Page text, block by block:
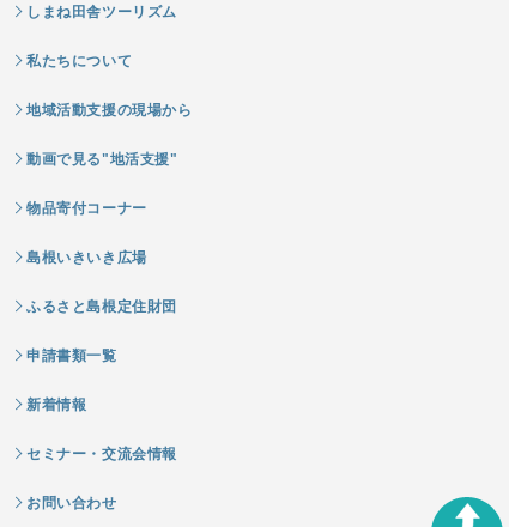
しまね田舎ツーリズム
私たちについて
地域活動支援の現場から
動画で見る"地活支援"
物品寄付コーナー
島根いきいき広場
ふるさと島根定住財団
申請書類一覧
新着情報
セミナー・交流会情報
お問い合わせ